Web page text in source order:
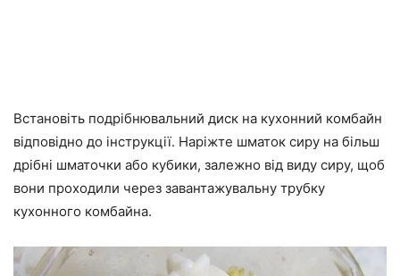
Встановіть подрібнювальний диск на кухонний комбайн
відповідно до інструкції. Наріжте шматок сиру на більш
дрібні шматочки або кубики, залежно від виду сиру, щоб
вони проходили через завантажувальну трубку
кухонного комбайна.